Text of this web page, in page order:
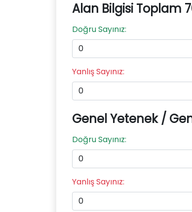
Alan Bilgisi Toplam
Doğru Sayınız:
Yanlış Sayınız:
Genel Yetenek /
Doğru Sayınız:
Yanlış Sayınız: